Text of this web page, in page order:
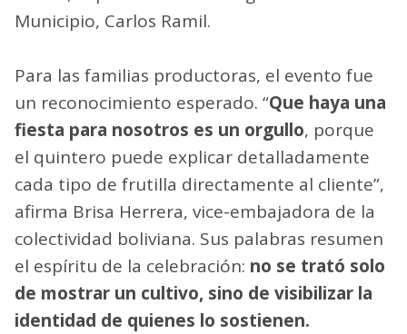
Municipio, Carlos Ramil.
Para las familias productoras, el evento fue
un reconocimiento esperado. “Que haya una
fiesta para nosotros es un orgullo, porque
el quintero puede explicar detalladamente
cada tipo de frutilla directamente al cliente”,
afirma Brisa Herrera, vice-embajadora de la
colectividad boliviana. Sus palabras resumen
el espíritu de la celebración: no se trató solo
de mostrar un cultivo, sino de visibilizar la
identidad de quienes lo sostienen.